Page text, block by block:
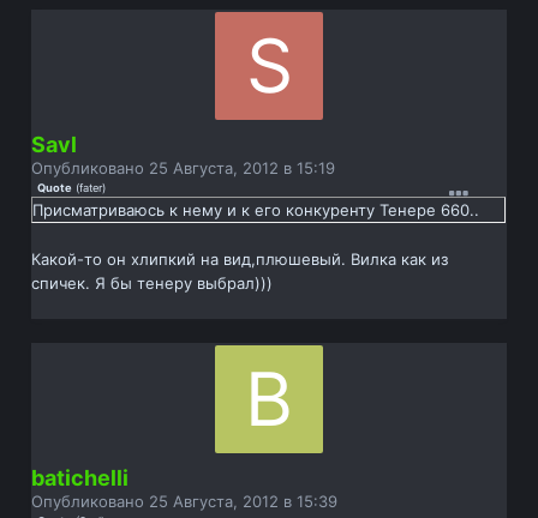
Savl
Опубликовано 25 Августа, 2012 в 15:19
Quote (fater)
Присматриваюсь к нему и к его конкуренту Тенере 660..
Какой-то он хлипкий на вид,плюшевый. Вилка как из
спичек. Я бы тенеру выбрал)))
batichelli
Опубликовано 25 Августа, 2012 в 15:39